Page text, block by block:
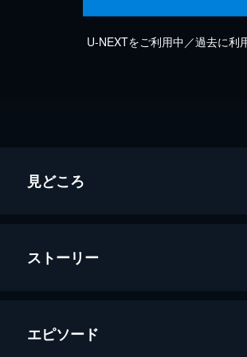
U-NEXTをご利用中／過去に利
見どころ
ストーリー
エピソード